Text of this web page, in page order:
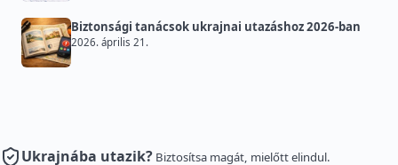
Biztonsági tanácsok ukrajnai utazáshoz 2026-ban
2026. április 21.
Ukrajnába utazik? Biztosítsa magát, mielőtt elindul.